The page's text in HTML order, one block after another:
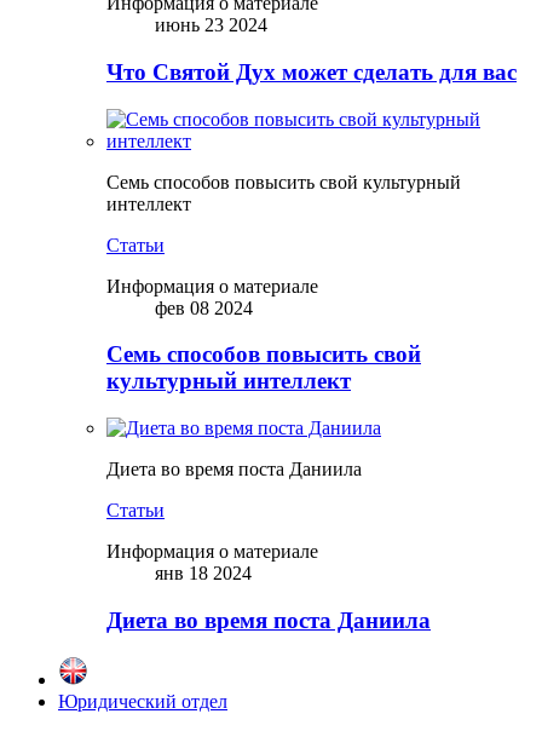
июнь 23 2024
Что Святой Дух может сделать для вас
Семь способов повысить свой культурный
интеллект
Статьи
Информация о материале
фев 08 2024
Семь способов повысить свой
культурный интеллект
Диета во время поста Даниила
Статьи
Информация о материале
янв 18 2024
Диета во время поста Даниила
Юридический отдел